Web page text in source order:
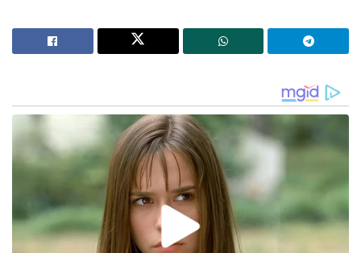
Stories you may like
വീണ്ടും ന്യൂനമർദ്ദം ; സംസ്ഥാനത്ത് പരക്കെ ജാഗ്രത,
നാളെ 7 ജില്ലകളിൽ ഓറഞ്ച് അലർട്ട്
‘തമിഴ്‌നാട്ടിലെ ബസ് കണ്ടിട്ടുണ്ടോ?, നമ്മുടെ KSRTC
ബസിൽ ഡ്രൈവറോ കണ്ടക്ടറോ ഒരു തുള്ളി
വെള്ളമൊഴിക്കുന്നത് കണ്ടിട്ടുണ്ടോ?’: രമേശ്
ചെന്നിത്തല!
സി.എ.എക്കെതിരായ പ്രക്ഷോഭങ്ങളെ സര്‍ക്കാറോ മറ്റ്
ഏജന്‍സികളോ നിരുത്സാഹപ്പെടുത്തുന്നില്ല.